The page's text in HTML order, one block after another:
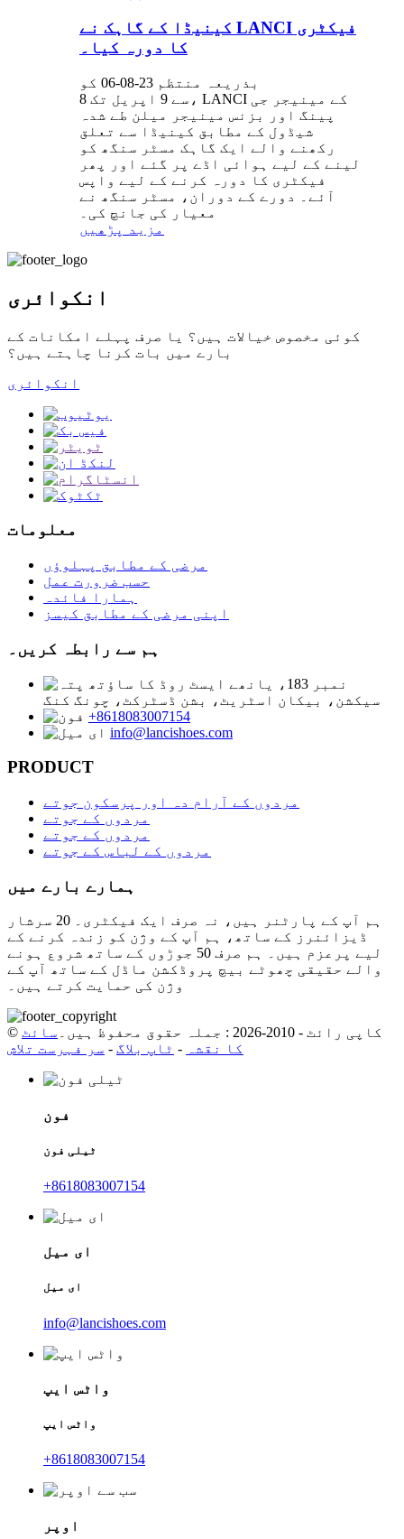
کینیڈا کے گاہک نے LANCI فیکٹری
کا دورہ کیا۔
بذریعہ منتظم 23-08-06 کو
8 سے 9 اپریل تک، LANCI کے مینیجر جی
پینگ اور بزنس مینیجر میلن طے شدہ
شیڈول کے مطابق کینیڈا سے تعلق
رکھنے والے ایک گاہک مسٹر سنگھ کو
لینے کے لیے ہوائی اڈے پر گئے اور پھر
فیکٹری کا دورہ کرنے کے لیے واپس
آئے۔ دورے کے دوران، مسٹر سنگھ نے
معیار کی جانچ کی۔
مزید پڑھیں
انکوائری
کوئی مخصوص خیالات ہیں؟ یا صرف پہلے امکانات کے
بارے میں بات کرنا چاہتے ہیں؟
انکوائری
معلومات
مرضی کے مطابق پہلوؤں
حسب ضرورت عمل
ہمارا فائدہ
اپنی مرضی کے مطابق کیسز
ہم سے رابطہ کریں۔
نمبر 183، یانھے ایسٹ روڈ کا ساؤتھ
سیکشن، بیکان اسٹریٹ، بشن ڈسٹرکٹ، چونگ کنگ
+8618083007154
info@lancishoes.com
PRODUCT
مردوں کے آرام دہ اور پرسکون جوتے
مردوں کے جوتے
مردوں کے جوتے
مردوں کے لباس کے جوتے
ہمارے بارے میں
ہم آپ کے پارٹنر ہیں، نہ صرف ایک فیکٹری۔ 20 سرشار
ڈیزائنرز کے ساتھ، ہم آپ کے وژن کو زندہ کرنے کے
لیے پرعزم ہیں۔ ہم صرف 50 جوڑوں کے ساتھ شروع ہونے
والے حقیقی چھوٹے بیچ پروڈکشن ماڈل کے ساتھ آپ کے
وژن کی حمایت کرتے ہیں۔
© کاپی رائٹ - 2010-2026 : جملہ حقوق محفوظ ہیں۔
سائٹ
کا نقشہ - ٹاپ بلاگ - سر فہرست تلاش
فون
ٹیلی فون
+8618083007154
ای میل
ای میل
info@lancishoes.com
واٹس ایپ
واٹس ایپ
+8618083007154
اوپر